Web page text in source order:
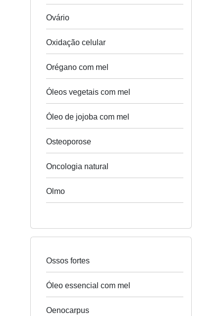
Ovário
Oxidação celular
Orégano com mel
Óleos vegetais com mel
Óleo de jojoba com mel
Osteoporose
Oncologia natural
Olmo
Ossos fortes
Óleo essencial com mel
Oenocarpus